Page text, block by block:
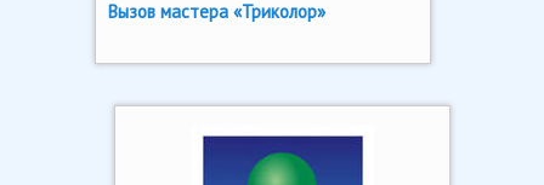
Вызов мастера «Триколор»